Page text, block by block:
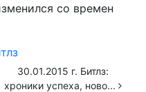
со времен
30.01.2015 г. Битлз:
хроники успеха, ново...